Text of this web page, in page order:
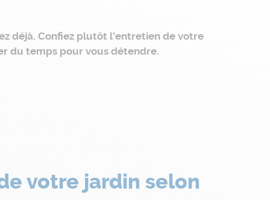
déjà. Confiez plutôt l’entretien de votre
du temps pour vous détendre.
votre jardin selon